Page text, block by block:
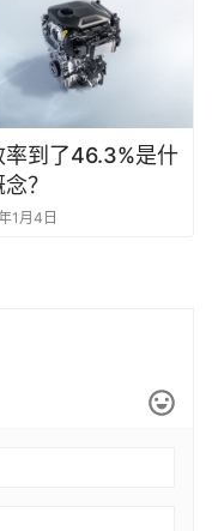
率到了46.3%是什
？
1月4日